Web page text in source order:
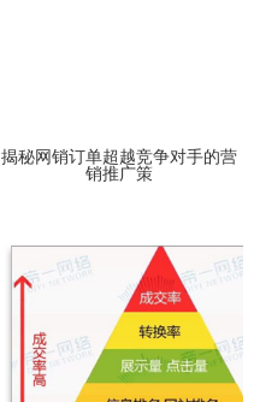
揭秘网销订单超越竞争对手的营
销推广策